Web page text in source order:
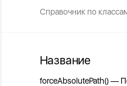
Справочник по
Название
forceAbsolutePath() —